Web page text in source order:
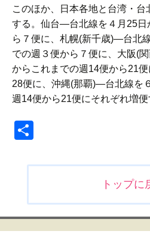
このほか、日本各地と台湾・台
する。仙台―台北線を４月25日
ら７便に、札幌(新千歳)―台北
での週３便から７便に、大阪(
からこれまでの週14便から21
28便に、沖縄(那覇)―台北線を
週14便から21便にそれぞれ増便
ビ
ゲ
トップに